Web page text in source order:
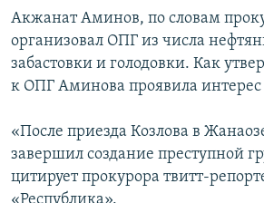
Акжанат Аминов, по словам
организовал ОПГ из числа
забастовки и голодовки. Как
к ОПГ Аминова проявила
«После приезда Козлова в
завершил создание преступной
цитирует прокурора твитт-